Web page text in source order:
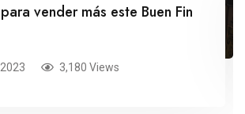
vender más este Buen Fin
3,180 Views